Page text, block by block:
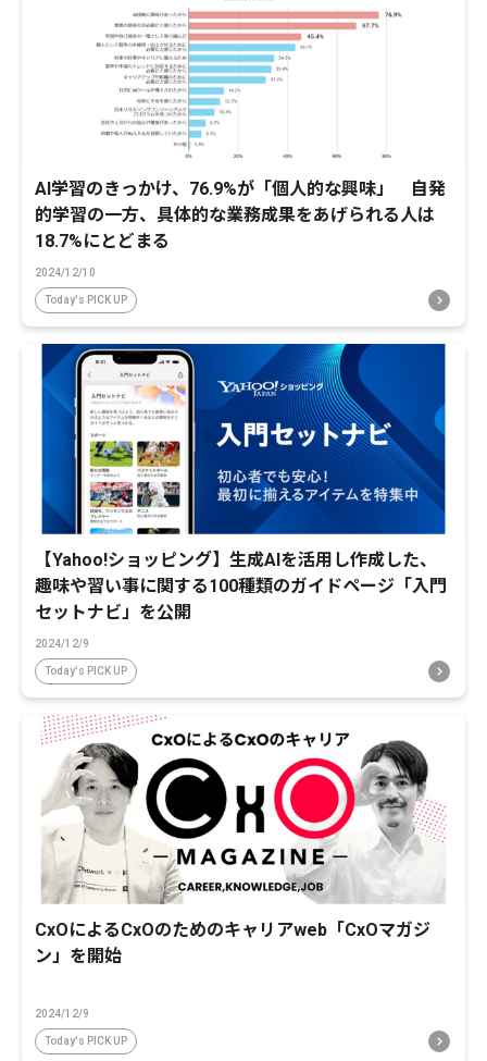
AI学習のきっかけ、76.9%が「個人的な興味」 自発
的学習の一方、具体的な業務成果をあげられる人は
18.7%にとどまる
2024/12/10
Today's PICK UP
【Yahoo!ショッピング】生成AIを活用し作成した、
趣味や習い事に関する100種類のガイドページ「入門
セットナビ」を公開
2024/12/9
Today's PICK UP
CxOによるCxOのためのキャリアweb「CxOマガジ
ン」を開始
2024/12/9
Today's PICK UP